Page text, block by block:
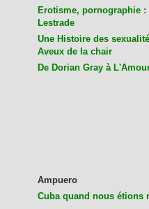
Erotisme, pornographie :
Lestrade
Une Histoire des
Aveux de la chair
De Dorian Gray à
Ampuero
Cuba quand nous étions